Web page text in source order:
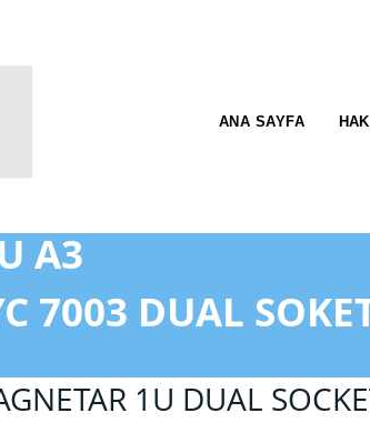
ANA SAYFA
A3
7003 DUAL
1U DUAL